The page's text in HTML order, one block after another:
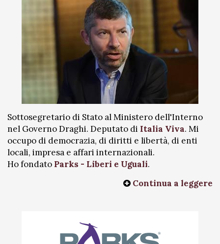
Sottosegretario di Stato al Ministero dell'Interno
nel Governo Draghi. Deputato di Italia Viva. Mi
occupo di democrazia, di diritti e libertà, di enti
locali, impresa e affari internazionali.
Ho fondato Parks - Liberi e Uguali.
Continua a leggere